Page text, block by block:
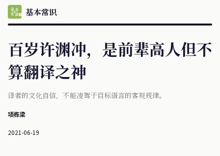
基本常识
百岁许渊冲，是前辈高人但不
算翻译之神
译者的文化自信，不能凌驾于目标语言的客观规律。
项栋梁
2021-06-19